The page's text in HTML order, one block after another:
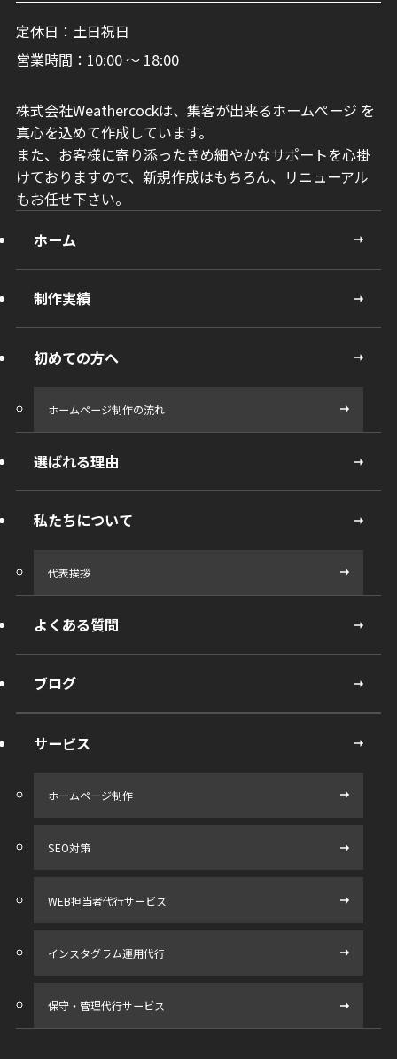
定休日：土日祝日
営業時間：10:00 〜 18:00
株式会社Weathercockは、集客が出来るホームページ を
真心を込めて作成しています。
また、お客様に寄り添ったきめ細やかなサポートを心掛
けておりますので、新規作成はもちろん、リニューアル
もお任せ下さい。
ホーム
制作実績
初めての方へ
ホームページ制作の流れ
選ばれる理由
私たちについて
代表挨拶
よくある質問
ブログ
サービス
ホームページ制作
SEO対策
WEB担当者代行サービス
インスタグラム運用代行
保守・管理代行サービス